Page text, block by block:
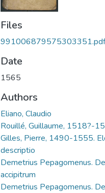
Files
991006879575303351.pdf
Date
1565
Authors
Eliano, Claudio
Rouillé, Guillaume, 1518?-
Gilles, Pierre, 1490-1555.
descriptio
Demetrius Pepagomenus.
accipitrum
Demetrius Pepagomenus.